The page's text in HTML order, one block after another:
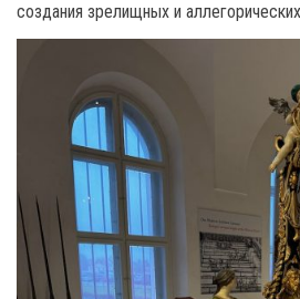
создания зрелищных и